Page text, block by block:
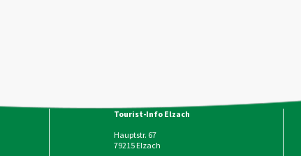
Tourist-Info Elzach
Hauptstr. 67
79215Elzach